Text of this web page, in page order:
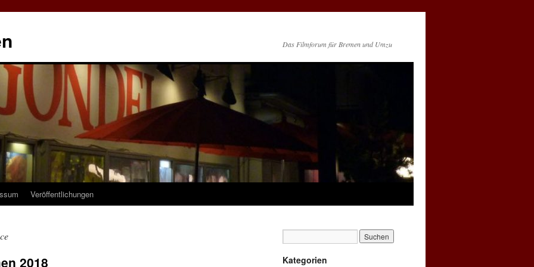
Das Filmforum für Bremen und Umzu
Veröffentlichungen
2018 Kategorien